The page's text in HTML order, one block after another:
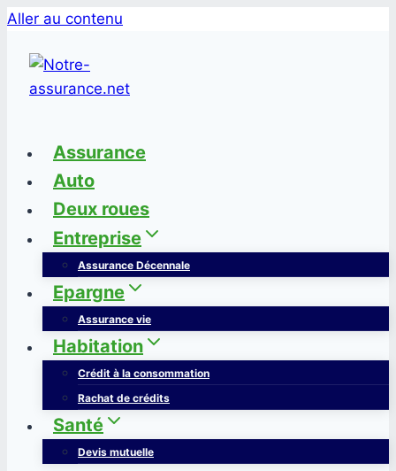
Aller au contenu
Assurance
Auto
Deux roues
Entreprise
Assurance Décennale
Epargne
Assurance vie
Habitation
Crédit à la consommation
Rachat de crédits
Santé
Devis mutuelle